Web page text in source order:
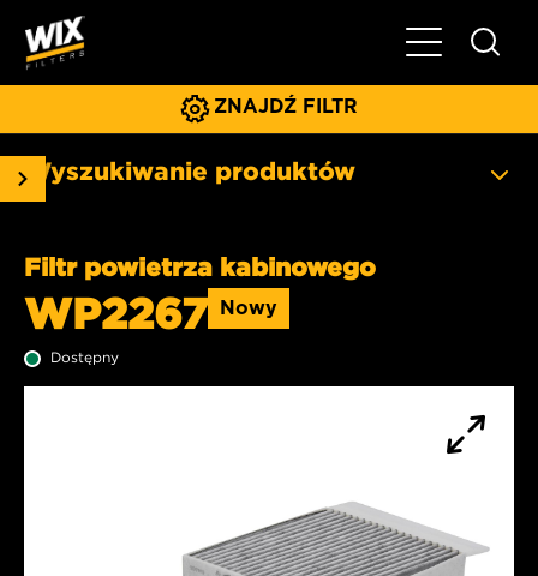
Pokaż/ukryj
ZNAJDŹ FILTR
Wyszukiwanie produktów
Filtr powietrza kabinowego
WP2267 Nowy
Dostępny